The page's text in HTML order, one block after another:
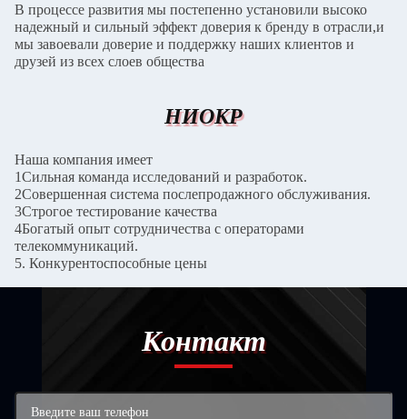
В процессе развития мы постепенно установили высоко
надежный и сильный эффект доверия к бренду в отрасли,и
мы завоевали доверие и поддержку наших клиентов и
друзей из всех слоев общества
НИОКР
Наша компания имеет
1Сильная команда исследований и разработок.
2Совершенная система послепродажного обслуживания.
3Строгое тестирование качества
4Богатый опыт сотрудничества с операторами
телекоммуникаций.
5. Конкурентоспособные цены
Контакт